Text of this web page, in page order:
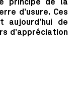
principe de la
d’usure. Ces
aujourd’hui de
d’appréciation